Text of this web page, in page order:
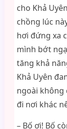
cho Khả
chồng lúc
hơi đứng xa
mình bớt
tăng khả
Khả Uyên
ngoài không
đi nơi khác
– Bố ơi! Bố